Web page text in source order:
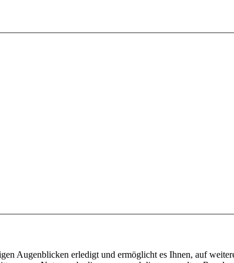
Augenblicken erledigt und ermöglicht es Ihnen, auf